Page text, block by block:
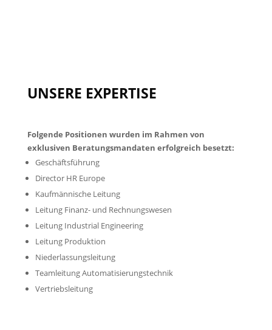
UNSERE EXPERTISE
Folgende Positionen wurden im Rahmen von
exklusiven Beratungsmandaten erfolgreich besetzt:
Geschäftsführung
Director HR Europe
Kaufmännische Leitung
Leitung Finanz- und Rechnungswesen
Leitung Industrial Engineering
Leitung Produktion
Niederlassungsleitung
Teamleitung Automatisierungstechnik
Vertriebsleitung